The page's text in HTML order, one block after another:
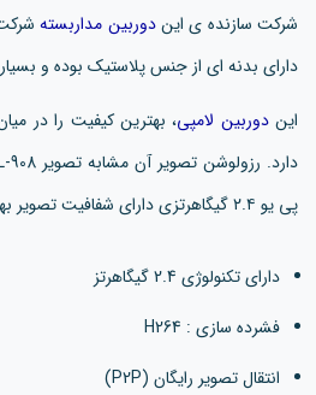
شرکت سازنده ی ایندوربین مداربسته
دارای بدنه ای از جنس پلاستیک بوده و
ایندوربین لامپی، بهترین کیفیت را در
پی یو ۲.۴ گیگاهرتزی دارای شفافیت تصویر بهتری است.
دارای تکنولوژی 2.4 گیگاهرتز
فشرده سازی : H264
انتقال تصویر رایگان (P2P)